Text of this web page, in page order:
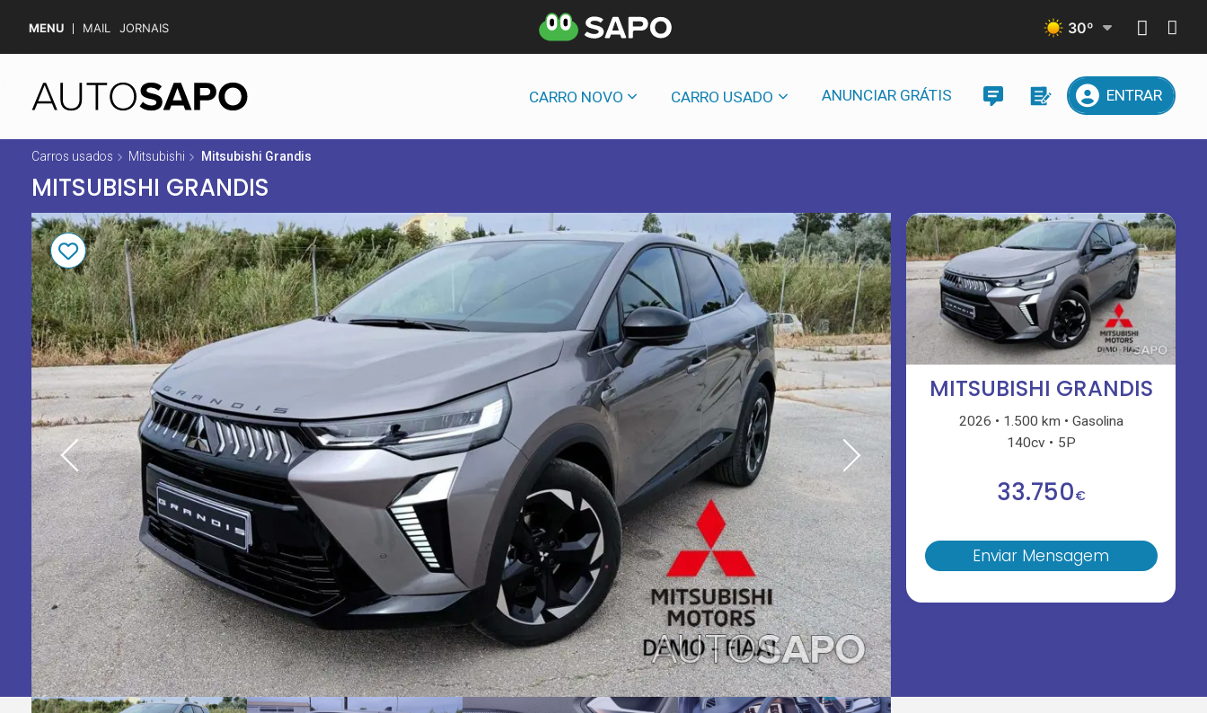
MENU MAIL JORNAIS 30º
CARRO NOVO CARRO USADO ANUNCIAR GRÁTIS ENTRAR
Carros usados Mitsubishi Mitsubishi Grandis
MITSUBISHI GRANDIS
MITSUBISHI GRANDIS
2026 1.500 km
Gasolina
140cv
5P
33.750€
Enviar Mensagem